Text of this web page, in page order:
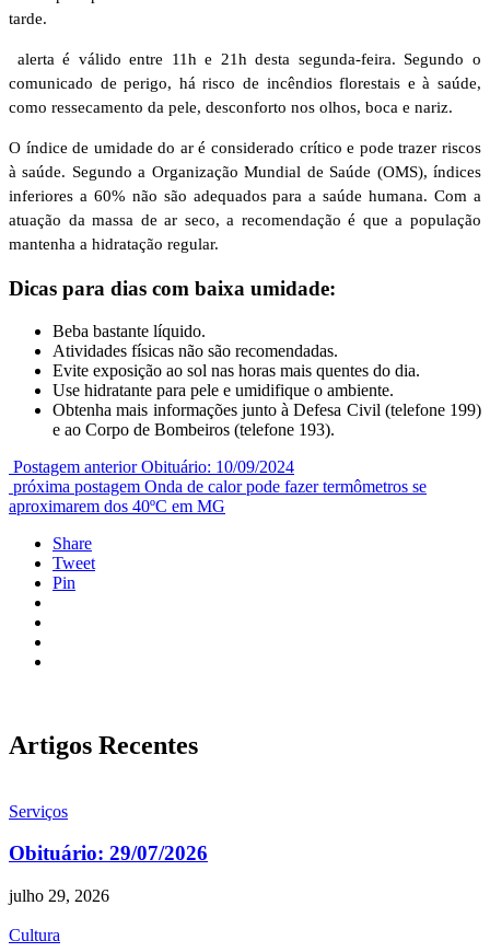
tarde.
alerta é válido entre 11h e 21h desta segunda-feira. Segundo o
comunicado de perigo, há risco de incêndios florestais e à saúde,
como ressecamento da pele, desconforto nos olhos, boca e nariz.
O índice de umidade do ar é considerado crítico e pode trazer riscos
à saúde. Segundo a Organização Mundial de Saúde (OMS), índices
inferiores a 60% não são adequados para a saúde humana. Com a
atuação da massa de ar seco, a recomendação é que a população
mantenha a hidratação regular.
Dicas para dias com baixa umidade:
Beba bastante líquido.
Atividades físicas não são recomendadas.
Evite exposição ao sol nas horas mais quentes do dia.
Use hidratante para pele e umidifique o ambiente.
Obtenha mais informações junto à Defesa Civil (telefone 199)
e ao Corpo de Bombeiros (telefone 193).
Postagem anterior Obituário: 10/09/2024
próxima postagem Onda de calor pode fazer termômetros se
aproximarem dos 40ºC em MG
Share
Tweet
Pin
Artigos Recentes
Serviços
Obituário: 29/07/2026
julho 29, 2026
Cultura